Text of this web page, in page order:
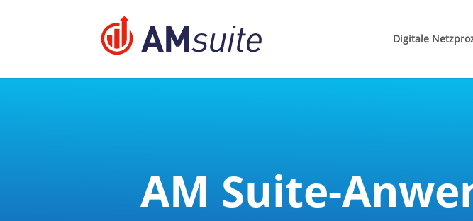
jQuery(function($){ $('.logo_container a').removeAttr('href'); });
Digitale
AM Suite-